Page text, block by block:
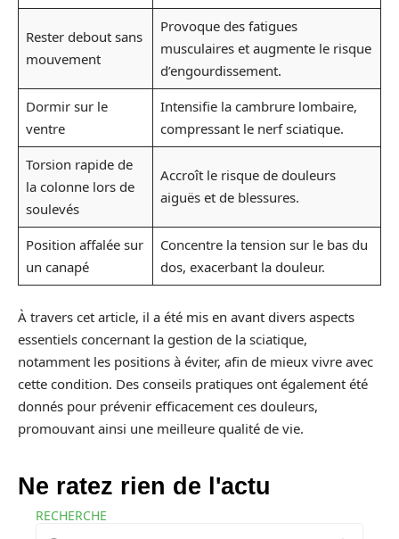
Rester debout sans
mouvement
Provoque des fatigues
musculaires et augmente le risque
d’engourdissement.
Dormir sur le
ventre
Intensifie la cambrure lombaire,
compressant le nerf sciatique.
Torsion rapide de
la colonne lors de
soulevés
Accroît le risque de douleurs
aiguës et de blessures.
Position affalée sur
un canapé
Concentre la tension sur le bas du
dos, exacerbant la douleur.
À travers cet article, il a été mis en avant divers aspects
essentiels concernant la gestion de la sciatique,
notamment les positions à éviter, afin de mieux vivre avec
cette condition. Des conseils pratiques ont également été
donnés pour prévenir efficacement ces douleurs,
promouvant ainsi une meilleure qualité de vie.
Ne ratez rien de l'actu
RECHERCHE